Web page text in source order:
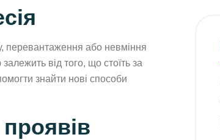
перевантаження або невміння
від того, що стоїть за
знайти нові способи